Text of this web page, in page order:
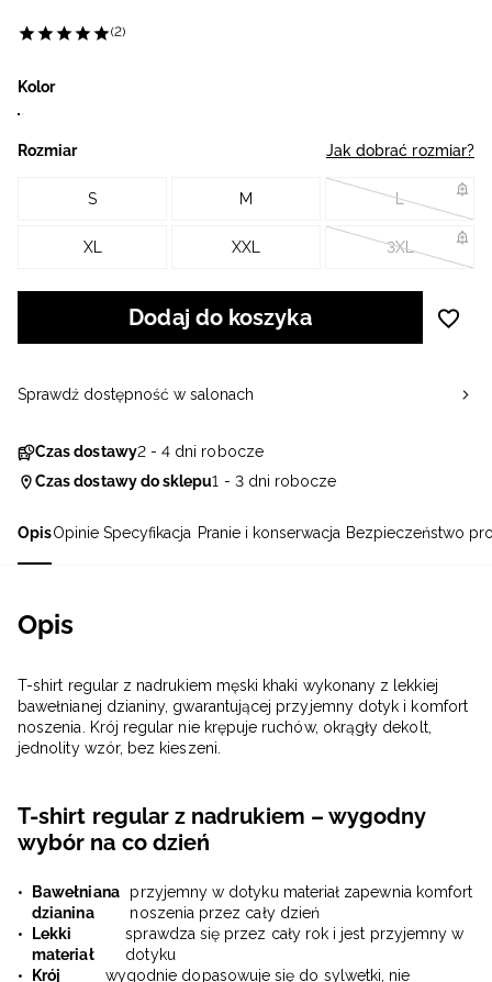
OpisOpinie Specyfikacja Pranie i konserwacja Bezpieczeństwo
Opis
T-shirt regular z nadrukiem męski khaki wykonany z lekkiej
bawełnianej dzianiny, gwarantującej przyjemny dotyk i komfort
noszenia. Krój regular nie krępuje ruchów, okrągły dekolt,
jednolity wzór, bez kieszeni.
T-shirt regular z nadrukiem – wygodny
wybór na co dzień
Bawełniana
dzianina
przyjemny w dotyku materiał zapewnia komfort
noszenia przez cały dzień
Lekki
materiał
sprawdza się przez cały rok i jest przyjemny w
dotyku
Krój
wygodnie dopasowuje się do sylwetki, nie
(2)
Kolor
Rozmiar Jak dobrać rozmiar?
S M L
XL XXL 3XL
Dodaj do koszyka
Czas dostawy2 - 4 dni robocze
Czas dostawy do sklepu1 - 3 dni robocze
Sprawdź dostępność w salonach